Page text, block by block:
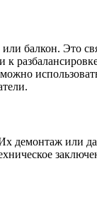
балкон. Это
к
демонтаж или